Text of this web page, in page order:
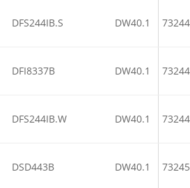
DFS244IB.S DW40.1
DFI8337B DW40.1
DFS244IB.W DW40.1
DSD443B DW40.1